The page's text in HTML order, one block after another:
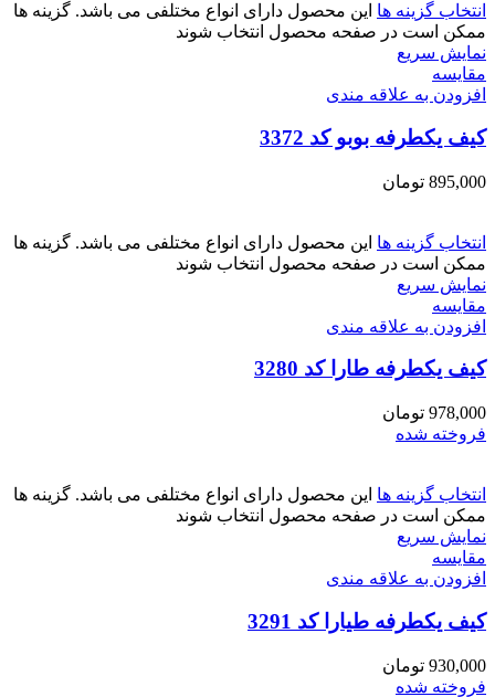
انتخاب گزینه ها این محصول دارای انواع مختلفی می باشد. گزینه ها
ممکن است در صفحه محصول انتخاب شوند
نمایش سریع
مقايسه
افزودن به علاقه مندی
کیف یکطرفه بوبو کد 3372
895,000 تومان
انتخاب گزینه ها این محصول دارای انواع مختلفی می باشد. گزینه ها
ممکن است در صفحه محصول انتخاب شوند
نمایش سریع
مقايسه
افزودن به علاقه مندی
کیف یکطرفه طارا کد 3280
978,000 تومان
فروخته شده
انتخاب گزینه ها این محصول دارای انواع مختلفی می باشد. گزینه ها
ممکن است در صفحه محصول انتخاب شوند
نمایش سریع
مقايسه
افزودن به علاقه مندی
کیف یکطرفه طیارا کد 3291
930,000 تومان
فروخته شده